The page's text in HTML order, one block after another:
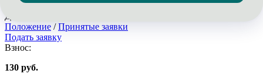
Приём работ с 21-04-2025 по 31-08-2026
До окончания приема работ:
Положение / Принятые заявки
Подать заявку
Взнос:
130 руб.